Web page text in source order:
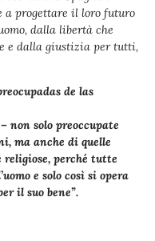
a progettare il loro futuro
dalla libertà che
e dalla giustizia per tutti,
de las
non solo preoccupate
ma anche di quelle
perché tutte
e solo così si opera
il suo bene”.